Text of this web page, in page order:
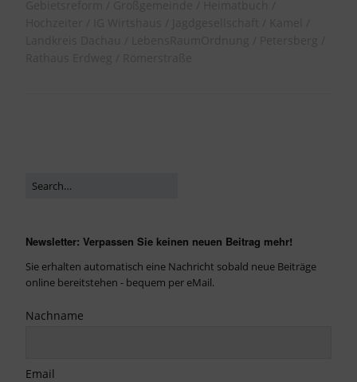
Newsletter: Verpassen Sie keinen neuen Beitrag mehr!
Sie erhalten automatisch eine Nachricht sobald neue Beiträge
online bereitstehen - bequem per eMail.
Nachname
Email